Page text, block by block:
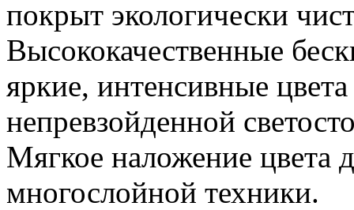
покрыт экологически
Высококачественные
яркие, интенсивные
непревзойденной
Мягкое наложение цвета
многослойной техники.